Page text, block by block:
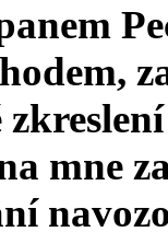
mne